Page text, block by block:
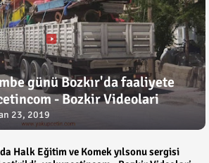
günü Bozkır'da faaliyete
- Bozkir Videolari
23, 2019
Halk Eğitim ve Komek yılsonu sergisi